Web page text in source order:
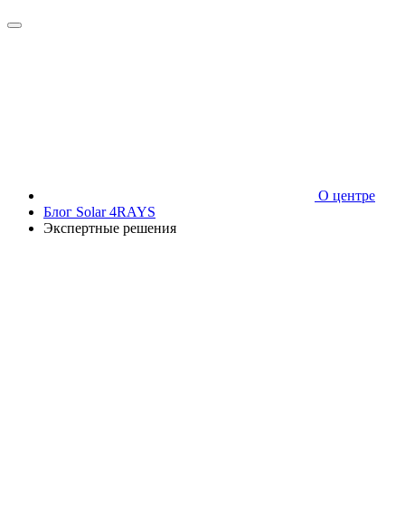
О центре
Блог Solar 4RAYS
Экспертные решения